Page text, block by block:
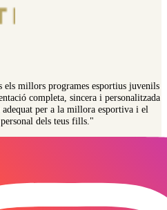
els millors programes esportius juvenils
completa, sincera i personalitzada
per a la millora esportiva i el
dels teus fills."